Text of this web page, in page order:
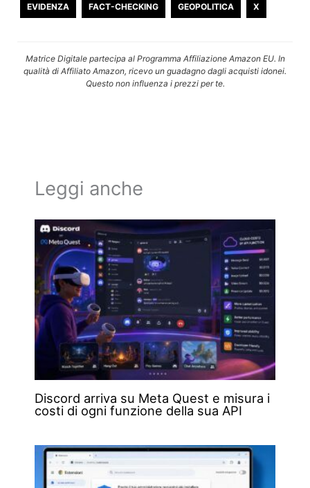
EVIDENZA FACT-CHECKING GEOPOLITICA X
Matrice Digitale partecipa al Programma Affiliazione Amazon EU. In
qualità di Affiliato Amazon, ricevo un guadagno dagli acquisti idonei.
Questo non influenza i prezzi per te.
Leggi anche
Discord arriva su Meta Quest e misura i
costi di ogni funzione della sua API